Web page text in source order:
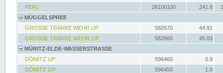
PERL
26100100 241.8
MÜGGELSPREE
GROSSE TRÄNKE WEHR UP
582670
44.91
GROSSE TRÄNKE WEHR OP
582660
45.03
MÜRITZ-ELDE-WASSERSTRASSE
DÖMITZ UP
596460
0.9
DÖMITZ OP
596450
1.0